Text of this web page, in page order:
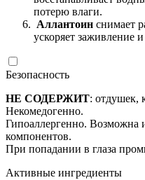
потерю влаги.
Аллантоин снимает
ускоряет заживление
Безопасность
НЕ СОДЕРЖИТ: отдушек,
Некомедогенно.
Гипоаллергенно. Возможна
компонентов.
При попадании в глаза
Активные ингредиенты